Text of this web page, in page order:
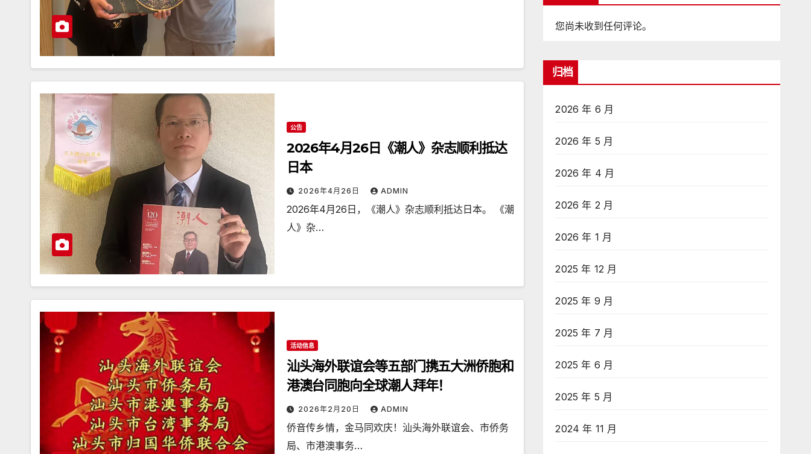
公告
2026年4月26日《潮人》杂志顺利抵达
日本
2026年4月26日 ADMIN
2026年4月26日，《潮人》杂志顺利抵达日本。 《潮
人》杂…
活动信息
汕头海外联谊会等五部门携五大洲侨胞和
港澳台同胞向全球潮人拜年！
2026年2月20日 ADMIN
侨音传乡情，金马同欢庆！汕头海外联谊会、市侨务
局、市港澳事务…
您尚未收到任何评论。
归档
2026 年 6 月
2026 年 5 月
2026 年 4 月
2026 年 2 月
2026 年 1 月
2025 年 12 月
2025 年 9 月
2025 年 7 月
2025 年 6 月
2025 年 5 月
2024 年 11 月